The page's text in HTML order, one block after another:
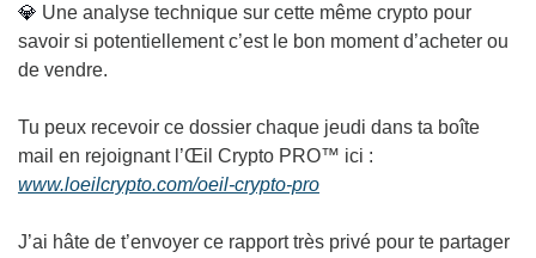
💎 Une analyse technique sur cette même crypto pour
savoir si potentiellement c’est le bon moment d’acheter ou
de vendre.
Tu peux recevoir ce dossier chaque jeudi dans ta boîte
www.loeilcrypto.com/oeil-crypto-pro
J’ai hâte de t’envoyer ce rapport très privé pour te partager